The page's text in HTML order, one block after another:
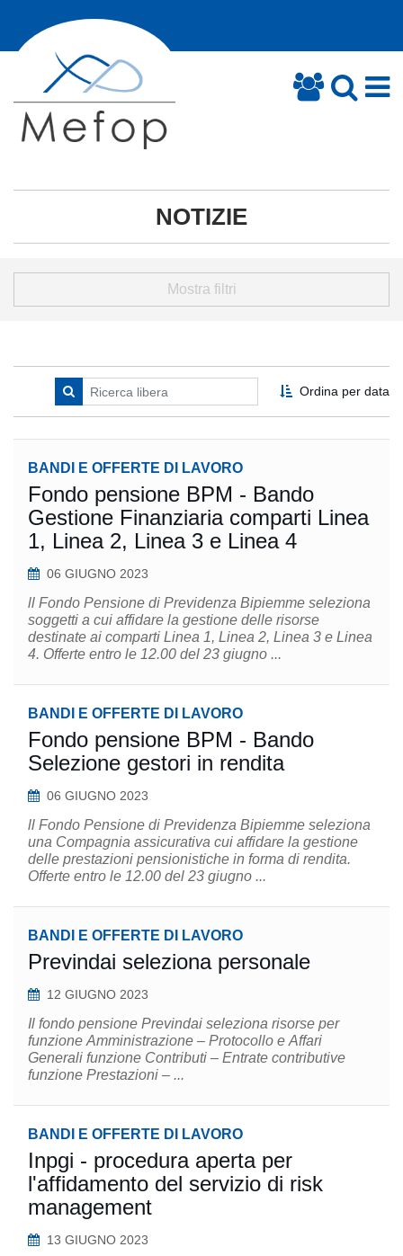
NOTIZIE
Mostra filtri
Ordina per data
BANDI E OFFERTE DI LAVORO
Fondo pensione BPM - Bando
Gestione Finanziaria comparti Linea
1, Linea 2, Linea 3 e Linea 4
06 GIUGNO 2023
ll Fondo Pensione di Previdenza Bipiemme seleziona
soggetti a cui affidare la gestione delle risorse
destinate ai comparti Linea 1, Linea 2, Linea 3 e Linea
4. Offerte entro le 12.00 del 23 giugno ...
BANDI E OFFERTE DI LAVORO
Fondo pensione BPM - Bando
Selezione gestori in rendita
06 GIUGNO 2023
ll Fondo Pensione di Previdenza Bipiemme seleziona
una Compagnia assicurativa cui affidare la gestione
delle prestazioni pensionistiche in forma di rendita.
Offerte entro le 12.00 del 23 giugno ...
BANDI E OFFERTE DI LAVORO
Previndai seleziona personale
12 GIUGNO 2023
Il fondo pensione Previndai seleziona risorse per
funzione Amministrazione – Protocollo e Affari
Generali funzione Contributi – Entrate contributive
funzione Prestazioni – ...
BANDI E OFFERTE DI LAVORO
Inpgi - procedura aperta per
l'affidamento del servizio di risk
management
13 GIUGNO 2023